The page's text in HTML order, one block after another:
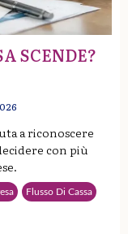
SCENDE?
a riconoscere
con più
Flusso Di Cassa